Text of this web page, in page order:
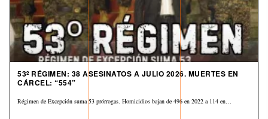
53º RÉGIMEN: 38 ASESINATOS A JULIO 2026. MUERTES EN
CÁRCEL: “554”
Régimen de Excepción suma 53 prórrogas. Homicidios bajan de 496 en 2022 a 114 en…